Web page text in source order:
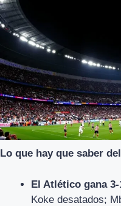
Lo que hay que saber
El Atlético gana
Koke desatados;